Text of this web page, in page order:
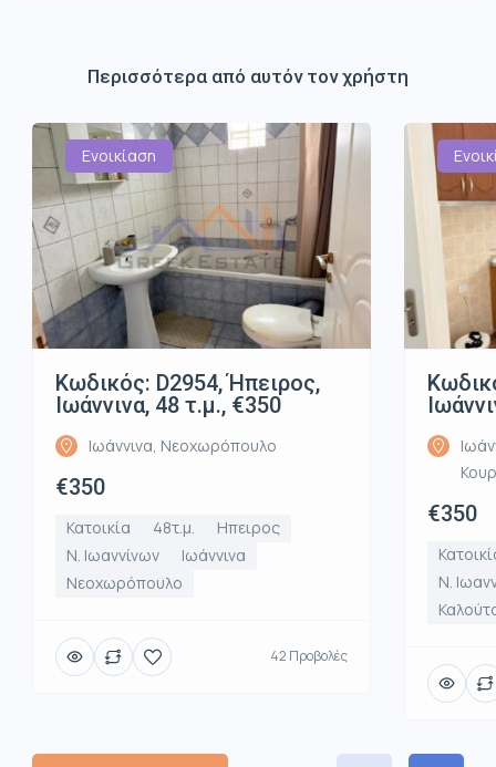
Περισσότερα από αυτόν τον χρήστη
Ενοικίαση
Κωδικός: D2954, Ήπειρος,
Ιωάννινα, 48 τ.μ., €350
Ιωάννινα, Νεοχωρόπουλο
€350
Κατοικία 48τ.μ.
Ηπειρος
Ν. Ιωαννίνων
Ιωάννινα
Νεοχωρόπουλο
42 Προβολές
€350
Ν.